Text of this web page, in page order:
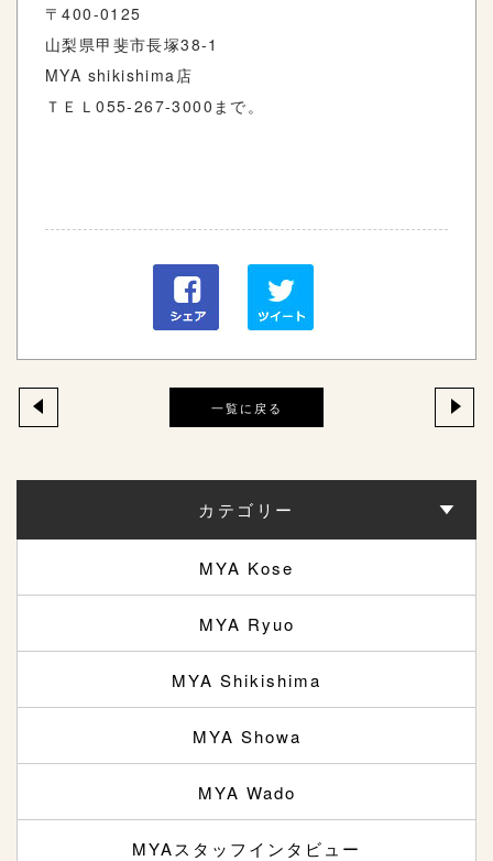
〒400-0125
山梨県甲斐市長塚38-1
MYA shikishima店
ＴＥＬ055-267-3000まで。
一覧に戻る
カテゴリー
MYA Kose
MYA Ryuo
MYA Shikishima
MYA Showa
MYA Wado
MYAスタッフインタビュー